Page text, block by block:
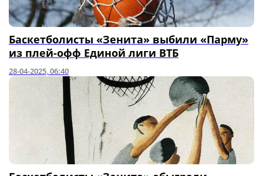
Баскетболисты «Зенита» выбили «Парму»
из плей-офф Единой лиги ВТБ
28-04-2025, 06:40